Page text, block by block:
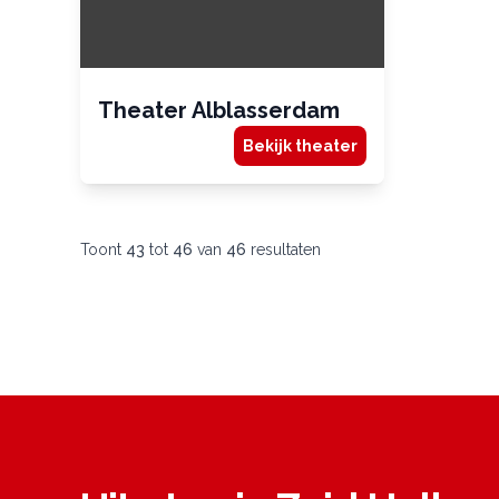
Theater Alblasserdam
Bekijk theater
Toont 43 tot 46 van 46 resultaten